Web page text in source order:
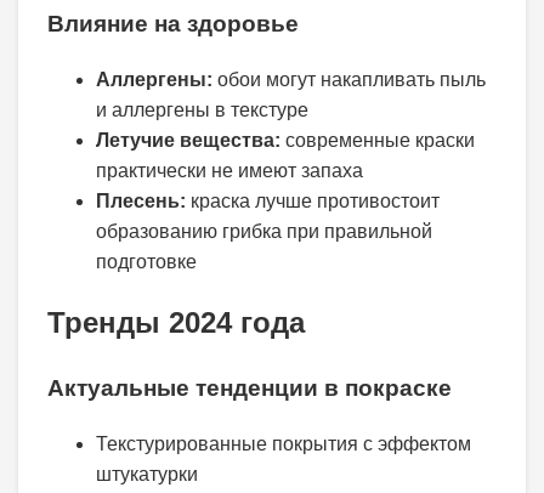
Влияние на здоровье
Аллергены: обои могут накапливать пыль
и аллергены в текстуре
Летучие вещества: современные краски
практически не имеют запаха
Плесень: краска лучше противостоит
образованию грибка при правильной
подготовке
Тренды 2024 года
Актуальные тенденции в покраске
Текстурированные покрытия с эффектом
штукатурки